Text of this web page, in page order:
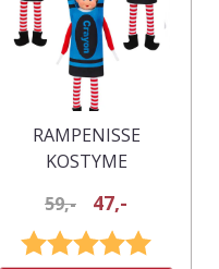
RAMPENISSE
KOSTYME
ASSORTERTE FARGER
59,- 47,-
Karakter: